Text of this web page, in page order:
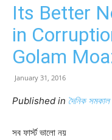
Its Better
in
Golam
January 31, 2016
Published in দৈনিক সমকাল
সব ফার্স্ট ভালো নয়